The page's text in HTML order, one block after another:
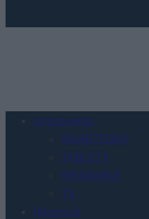
Urządzenia
SMARTFONY
TABLETY
WEARABLE
TV
Recenzje